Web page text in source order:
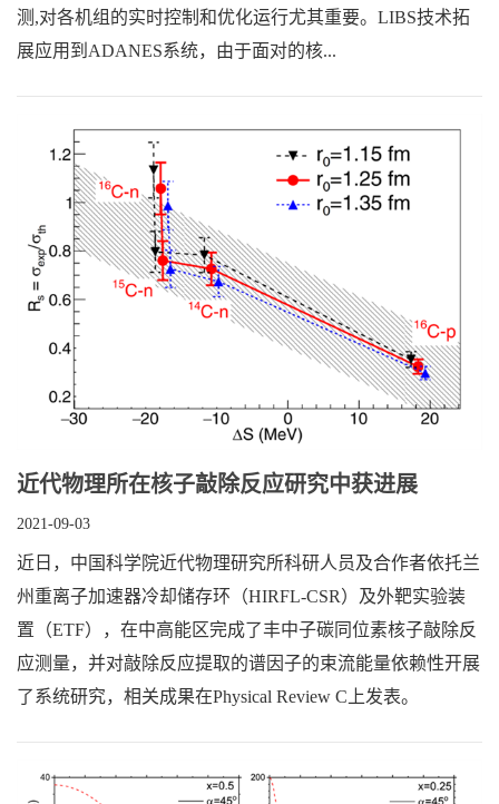
测,对各机组的实时控制和优化运行尤其重要。LIBS技术拓
展应用到ADANES系统，由于面对的核...
近代物理所在核子敲除反应研究中获进展
2021-09-03
近日，中国科学院近代物理研究所科研人员及合作者依托兰
州重离子加速器冷却储存环（HIRFL-CSR）及外靶实验装
置（ETF），在中高能区完成了丰中子碳同位素核子敲除反
应测量，并对敲除反应提取的谱因子的束流能量依赖性开展
了系统研究，相关成果在Physical Review C上发表。